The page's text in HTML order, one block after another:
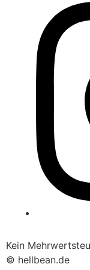
Kein
© hellbean.de